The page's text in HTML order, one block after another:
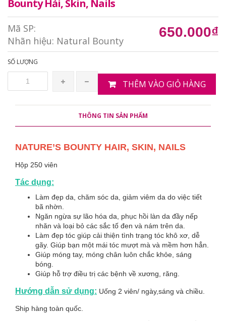
Bounty Hải, Skin, Nails
Mã SP:
Nhãn hiệu: Natural Bounty
650.000₫
SỐ LƯỢNG
THÊM VÀO GIỎ HÀNG
THÔNG TIN SẢN PHẨM
NATURE’S BOUNTY HAIR, SKIN, NAILS
Hộp 250 viên
Tác dụng:
Làm đẹp da, chăm sóc da, giảm viêm da do việc tiết
bã nhờn.
Ngăn ngừa sự lão hóa da, phục hồi làn da đầy nếp
nhăn và loại bỏ các sắc tố đen và nám trên da.
Làm đẹp tóc giúp cải thiện tình trạng tóc khô xơ, dễ
gãy. Giúp bạn một mái tóc mượt mà và mềm hơn hẳn.
Giúp móng tay, móng chân luôn chắc khỏe, sáng
bóng.
Giúp hỗ trợ điều trị các bệnh về xương, răng.
Hướng dẫn sử dụng: Uống 2 viên/ ngày,sáng và chiều.
Ship hàng toàn quốc.